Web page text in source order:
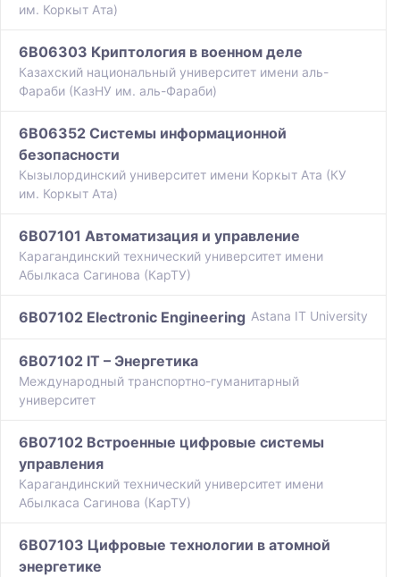
им. Коркыт Ата)
6B06303 Криптология в военном деле
Казахский национальный университет имени аль-
Фараби (КазНУ им. аль-Фараби)
6B06352 Системы информационной
безопасности
Кызылординский университет имени Коркыт Ата (КУ
им. Коркыт Ата)
6B07101 Автоматизация и управление
Карагандинский технический университет имени
Абылкаса Сагинова (КарТУ)
6B07102 Electronic Engineering Astana IT University
6B07102 IT – Энергетика
Международный транспортно-гуманитарный
университет
6B07102 Встроенные цифровые системы
управления
Карагандинский технический университет имени
Абылкаса Сагинова (КарТУ)
6B07103 Цифровые технологии в атомной
энергетике